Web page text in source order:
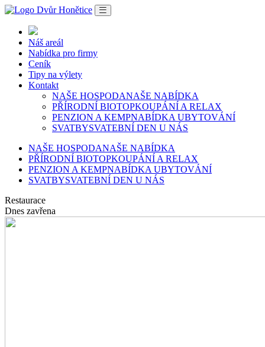
Náš areál
Nabídka pro firmy
Ceník
Tipy na výlety
Kontakt
NAŠE HOSPODANAŠE NABÍDKA
PŘÍRODNÍ BIOTOPKOUPÁNÍ A RELAX
PENZION A KEMPNABÍDKA UBYTOVÁNÍ
SVATBYSVATEBNÍ DEN U NÁS
NAŠE HOSPODANAŠE NABÍDKA
PŘÍRODNÍ BIOTOPKOUPÁNÍ A RELAX
PENZION A KEMPNABÍDKA UBYTOVÁNÍ
SVATBYSVATEBNÍ DEN U NÁS
Restaurace
Dnes zavřena